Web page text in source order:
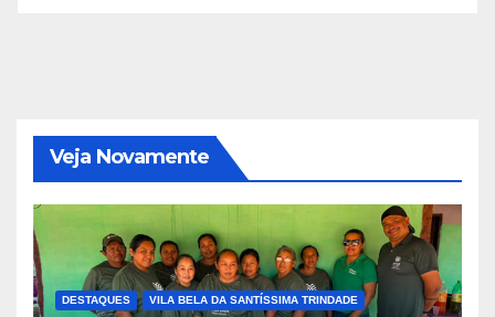
Veja Novamente
DESTAQUES VILA BELA DA SANTÍSSIMA TRINDADE